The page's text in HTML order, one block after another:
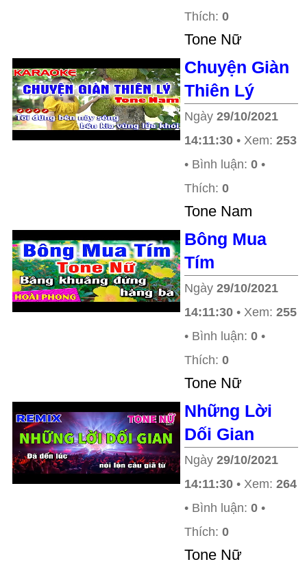
Thích: 0
Tone Nữ
Chuyện Giàn
Thiên Lý
Ngày 29/10/2021
14:11:30 • Xem: 253
• Bình luận: 0 •
Thích: 0
Tone Nam
Bông Mua
Tím
Ngày 29/10/2021
14:11:30 • Xem: 255
• Bình luận: 0 •
Thích: 0
Tone Nữ
Những Lời
Dối Gian
Ngày 29/10/2021
14:11:30 • Xem: 264
• Bình luận: 0 •
Thích: 0
Tone Nữ